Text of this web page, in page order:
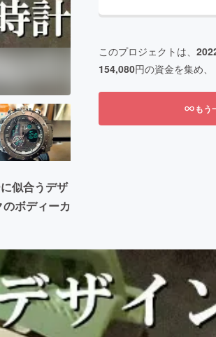
似合うデザ
ボディーカ
このプロジェクトは、
154,080円の資金を集め、
もう